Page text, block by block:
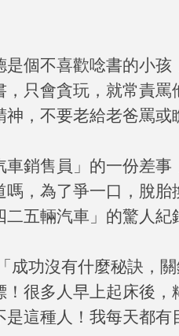
個不喜歡唸書的小
只會貪玩，就常責
，不要老給老爸罵或
銷售員」的一份差
嗎，為了爭一口，脫
五輛汽車」的驚人紀
成功沒有什麼秘訣，
很多人早上起床後
這種人！我每天都有